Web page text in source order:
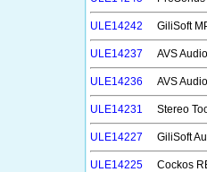
ULE14242 GiliSoft
ULE14237 AVS
ULE14236 AVS
ULE14231 Stereo
ULE14227 GiliSoft
ULE14225 Cockos